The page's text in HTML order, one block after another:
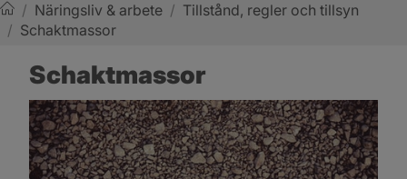
Sotenäs kommun
/ Näringsliv & arbete / Tillstånd, regler och tillsyn
/ Schaktmassor
Schaktmassor